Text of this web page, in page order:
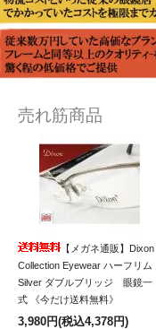
売れ筋商品
【メガネ通販】Dixon
Collection Eyewear ハーフリム
Silver ダブルブリッジ 眼鏡一
式 《今だけ送料無料》
3,980円(税込4,378円)